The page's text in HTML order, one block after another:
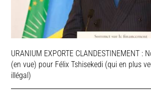
URANIUM EXPORTE CLANDESTINEMENT :
(en vue) pour Félix Tshisekedi (qui en plus
illégal)